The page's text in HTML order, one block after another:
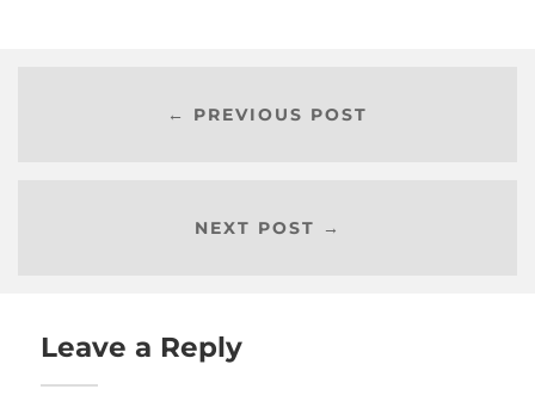
← PREVIOUS POST
NEXT POST →
Leave a Reply